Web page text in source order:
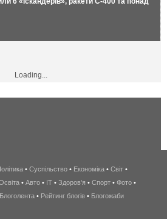
Loading...
беспроводной
интернет
киев
• Суспільство • Економіка • Світ •
• Авто • IT • Здоров'я • Спорт • Фото •
Блоголента • Рейтинг блогів • Блогожаби